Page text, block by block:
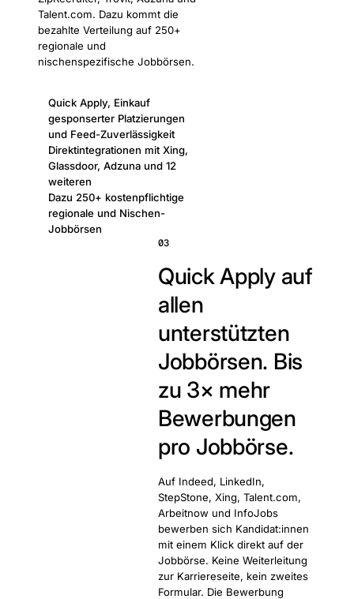
Talent.com. Dazu kommt die
bezahlte Verteilung auf 250+
regionale und
nischenspezifische Jobbörsen.
Quick Apply, Einkauf
gesponserter Platzierungen
und Feed-Zuverlässigkeit
Direktintegrationen mit Xing,
Glassdoor, Adzuna und 12
weiteren
Dazu 250+ kostenpflichtige
regionale und Nischen-
Jobbörsen
03
Quick Apply auf
allen
unterstützten
Jobbörsen. Bis
zu 3× mehr
Bewerbungen
pro Jobbörse.
Auf Indeed, LinkedIn,
StepStone, Xing, Talent.com,
Arbeitnow und InfoJobs
bewerben sich Kandidat:innen
mit einem Klick direkt auf der
Jobbörse. Keine Weiterleitung
zur Karriereseite, kein zweites
Formular. Die Bewerbung